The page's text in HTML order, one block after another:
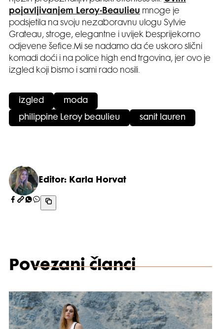
pojavljivanjem Leroy-Beaulieu mnoge je
podsjetila na svoju nezaboravnu ulogu Sylvie
Grateau, stroge, elegantne i uvijek besprijekorno
odjevene šefice.Mi se nadamo da će uskoro slični
komadi doći i na police high end trgovina, jer ovo je
izgled koji bismo i sami rado nosili.
izgled moda
philippine Leroy beaulieu sanit lauren
Editor: Karla Horvat
Povezani članci